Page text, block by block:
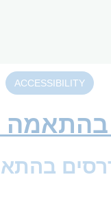
ACCESSIBILITY